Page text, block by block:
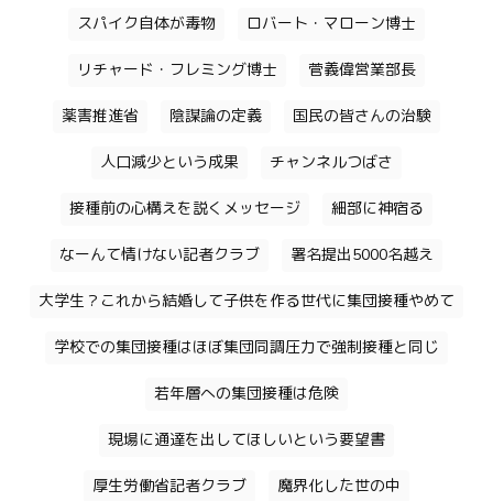
スパイク自体が毒物 ロバート・マローン博士
リチャード・フレミング博士 菅義偉営業部長
薬害推進省 陰謀論の定義 国民の皆さんの治験
人口減少という成果 チャンネルつばさ
接種前の心構えを説くメッセージ 細部に神宿る
なーんて情けない記者クラブ 署名提出5000名越え
大学生？これから結婚して子供を作る世代に集団接種やめて
学校での集団接種はほぼ集団同調圧力で強制接種と同じ
若年層への集団接種は危険
現場に通達を出してほしいという要望書
厚生労働省記者クラブ 魔界化した世の中